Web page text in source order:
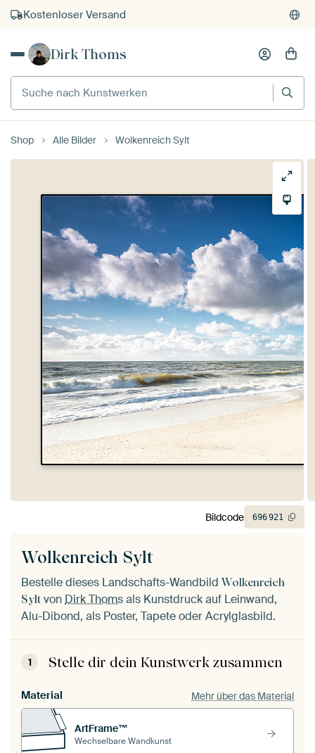
Kostenloser Versand
Kauf auf Rechnung
Dirk Thoms
Suche nach Kunstwerken
Shop Alle Bilder Wolkenreich Sylt
Wolkenreich Sylt
Bestelle dieses Landschafts-Wandbild Wolkenreich
Sylt vonDirk Thomsals Kunstdruck auf Leinwand,
Alu-Dibond, als Poster, Tapete oder Acrylglasbild.
1 Stelle dir dein Kunstwerk zusammen
Material Mehr über das Material
ArtFrame™
Wechselbare Wandkunst
Bildcode 696921